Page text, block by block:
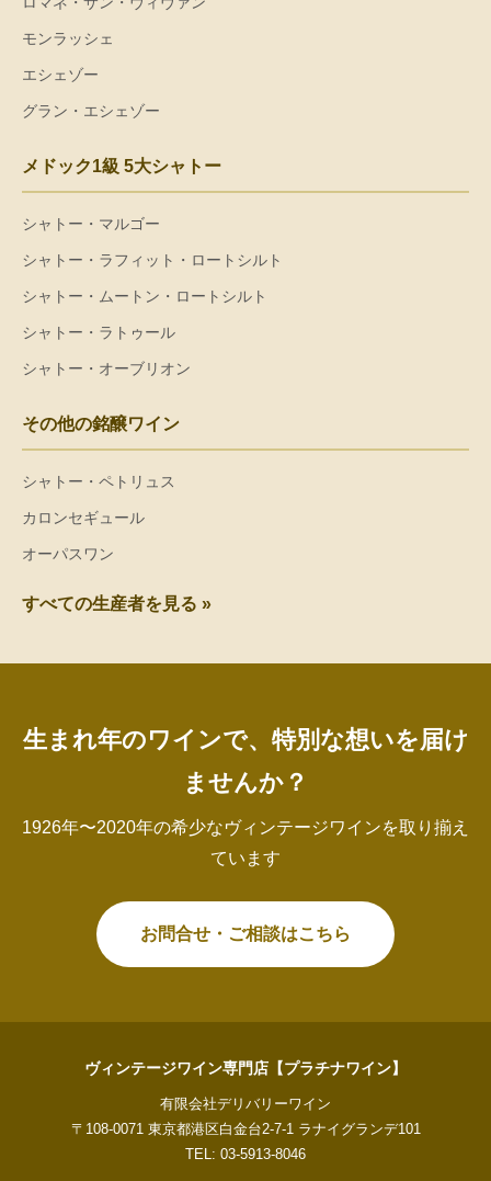
モンラッシェ
エシェゾー
グラン・エシェゾー
メドック1級 5大シャトー
シャトー・マルゴー
シャトー・ラフィット・ロートシルト
シャトー・ムートン・ロートシルト
シャトー・ラトゥール
シャトー・オーブリオン
その他の銘醸ワイン
シャトー・ペトリュス
カロンセギュール
オーパスワン
すべての生産者を見る »
生まれ年のワインで、特別な想いを届け
ませんか？
1926年〜2020年の希少なヴィンテージワインを取り揃え
ています
お問合せ・ご相談はこちら
ヴィンテージワイン専門店【プラチナワイン】
有限会社デリバリーワイン
〒108-0071 東京都港区白金台2-7-1 ラナイグランデ101
TEL: 03-5913-8046